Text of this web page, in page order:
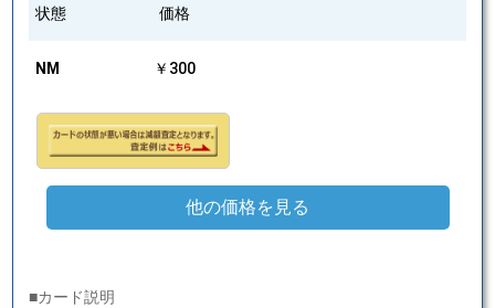
状態 価格
NM ￥300
他の価格を見る
■カード説明